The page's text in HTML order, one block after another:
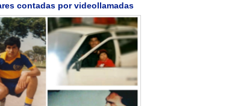
contadas por videollamadas